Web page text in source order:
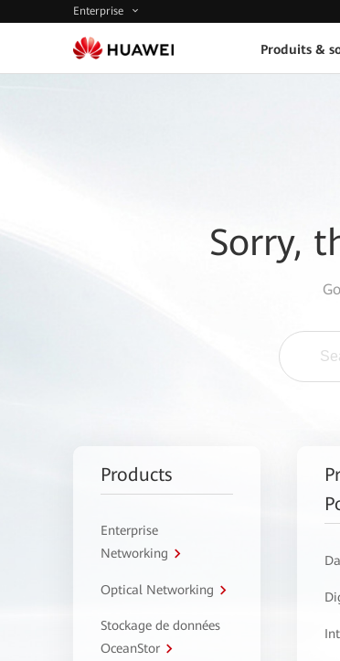
Enterprise
Produits &
Sorry,
Products
Enterprise
Networking
Optical Networking
Stockage de données
OceanStor